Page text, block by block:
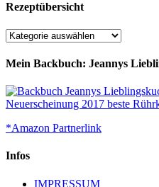
Rezeptübersicht
Rezeptübersicht
Mein Backbuch: Jeannys
*Amazon Partnerlink
Infos
IMPRESSUM